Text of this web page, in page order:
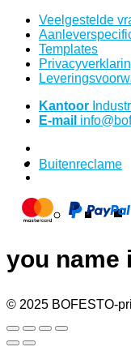
Buitenreclame
Veelgestelde
Templates
Kantoor
E-mail
you name
© 2025 BOFESTO-